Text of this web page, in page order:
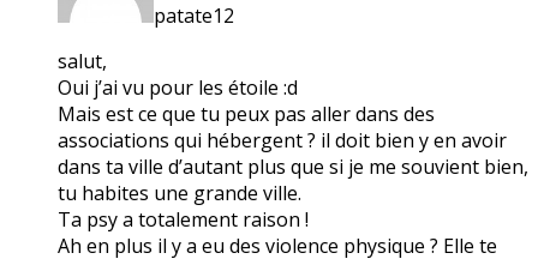
patate12
salut,
Oui j’ai vu pour les étoile :d
Mais est ce que tu peux pas aller dans des
associations qui hébergent ? il doit bien y en avoir
dans ta ville d’autant plus que si je me souvient bien,
tu habites une grande ville.
Ta psy a totalement raison !
Ah en plus il y a eu des violence physique ? Elle te